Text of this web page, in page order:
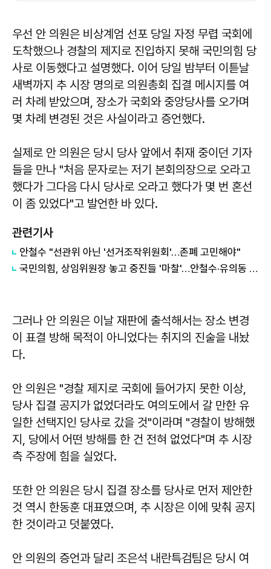
우선 안 의원은 비상계엄 선포 당일 자정 무렵 국회에
도착했으나 경찰의 제지로 진입하지 못해 국민의힘 당
사로 이동했다고 설명했다. 이어 당일 밤부터 이튿날
새벽까지 추 시장 명의로 의원총회 집결 메시지를 여
러 차례 받았으며, 장소가 국회와 중앙당사를 오가며
몇 차례 변경된 것은 사실이라고 증언했다.
실제로 안 의원은 당시 당사 앞에서 취재 중이던 기자
들을 만나 "처음 문자로는 저기 본회의장으로 오라고
했다가 그다음 다시 당사로 오라고 했다가 몇 번 혼선
이 좀 있었다"고 발언한 바 있다.
관련기사
안철수 "선관위 아닌 '선거조작위원회'…존폐 고민해야"
국민의힘, 상임위원장 놓고 중진들 '마찰'…안철수·유의동 반발
그러나 안 의원은 이날 재판에 출석해서는 장소 변경
이 표결 방해 목적이 아니었다는 취지의 진술을 내놨
다.
안 의원은 "경찰 제지로 국회에 들어가지 못한 이상,
당사 집결 공지가 없었더라도 여의도에서 갈 만한 유
일한 선택지인 당사로 갔을 것"이라며 "경찰이 방해했
지, 당에서 어떤 방해를 한 건 전혀 없었다"며 추 시장
측 주장에 힘을 실었다.
또한 안 의원은 당시 집결 장소를 당사로 먼저 제안한
것 역시 한동훈 대표였으며, 추 시장은 이에 맞춰 공지
한 것이라고 덧붙였다.
안 의원의 증언과 달리 조은석 내란특검팀은 당시 여